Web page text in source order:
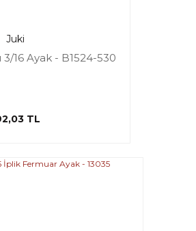
Juki
3/16 Ayak - B1524-530
TL